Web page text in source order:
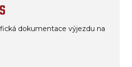
dokumentace výjezdu na